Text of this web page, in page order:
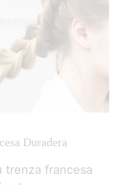
Duradera
trenza francesa